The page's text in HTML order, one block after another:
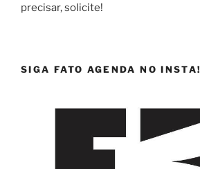
precisar, solicite!
SIGA FATO AGENDA NO INSTA!